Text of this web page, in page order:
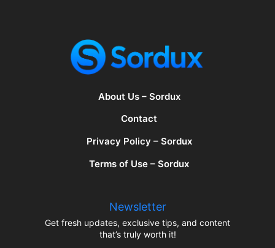
About Us – Sordux
Contact
Privacy Policy – Sordux
Terms of Use – Sordux
Newsletter
Get fresh updates, exclusive tips, and content
that’s truly worth it!